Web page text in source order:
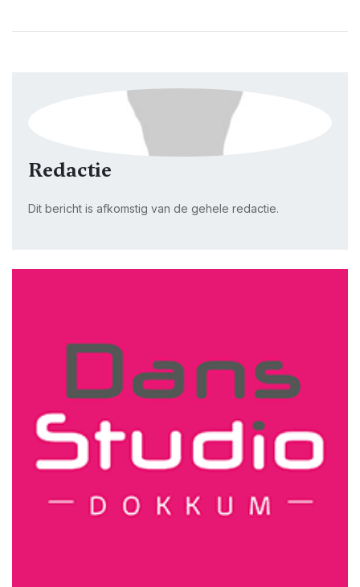
Redactie
Dit bericht is afkomstig van de gehele redactie.